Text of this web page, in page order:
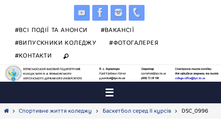
#ВСІ ПОДІЇ ТА АНОНСИ
#ВАКАНСІЇ
#ВИПУСКНИКИ КОЛЕДЖУ
#ФОТОГАЛЕРЕЯ
#КОНТАКТИ
HomeСпортивне життя коледжу Баскетбол серед ІІ курсів DSC_0996